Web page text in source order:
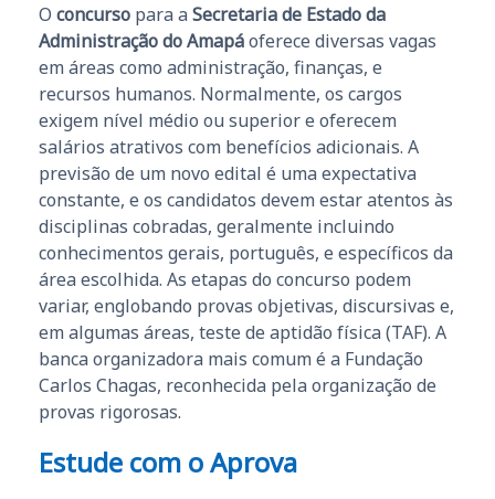
O concurso para a Secretaria de Estado da
Administração do Amapáoferece diversas vagas
em áreas como administração, finanças, e
recursos humanos. Normalmente, os cargos
exigem nível médio ou superior e oferecem
salários atrativos com benefícios adicionais. A
previsão de um novo edital é uma expectativa
constante, e os candidatos devem estar atentos às
disciplinas cobradas, geralmente incluindo
conhecimentos gerais, português, e específicos da
área escolhida. As etapas do concurso podem
variar, englobando provas objetivas, discursivas e,
em algumas áreas, teste de aptidão física (TAF). A
banca organizadora mais comum é a Fundação
Carlos Chagas, reconhecida pela organização de
provas rigorosas.
Estude com o Aprova